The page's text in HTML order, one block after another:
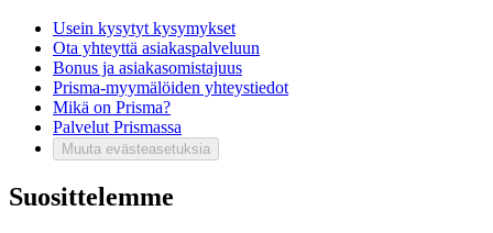
Usein kysytyt kysymykset
Ota yhteyttä asiakaspalveluun
Bonus ja asiakasomistajuus
Prisma-myymälöiden yhteystiedot
Mikä on Prisma?
Palvelut Prismassa
Muuta evästeasetuksia
Suosittelemme